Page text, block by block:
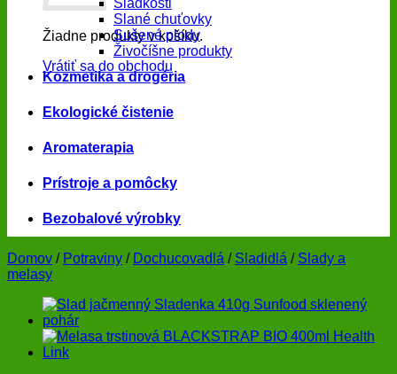
Žiadne produkty v košíku.
Vrátiť sa do obchodu
Sladkosti
Slané chuťovky
Sušené plody
Živočíšne produkty
Kozmetika a drogéria
Ekologické čistenie
Aromaterapia
Prístroje a pomôcky
Bezobalové výrobky
Domov / Potraviny / Dochucovadlá / Sladidlá / Slady a
melasy